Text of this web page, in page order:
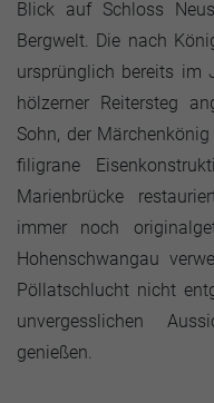
Blick auf Schloss
Bergwelt. Die nach
ursprünglich bereits im
hölzerner Reitersteg
Sohn, der
filigrane
Marienbrücke
immer noch
Hohenschwangau
Pöllatschlucht nicht
unvergesslichen
genießen.